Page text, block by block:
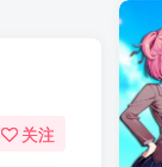
关注